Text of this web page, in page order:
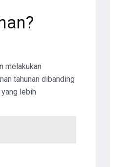
melakukan
tahunan dibanding
lebih